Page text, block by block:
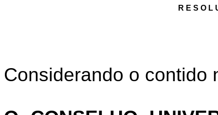
R E S O L
Considerando o contido